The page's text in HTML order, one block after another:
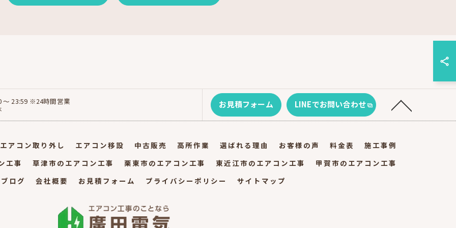
〜 23:59 ※24時間営業 お見積フォーム LINEでお問い合わせ
エアコン取り外し エアコン移設 中古販売 高所作業 選ばれる理由 お客様の声 料金表
施工事例
工事
草津市のエアコン工事 栗東市のエアコン工事 東近江市のエアコン工事
甲賀市のエアコン工事
ブログ
会社概要 お見積フォーム プライバシーポリシー サイトマップ